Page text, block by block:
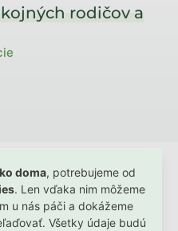
doma, potrebujeme od
. Len vďaka nim môžeme
u nás páči a dokážeme
Všetky údaje budú
rodičov a